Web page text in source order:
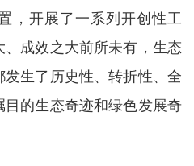
，开展了一系列开创性工
成效之大前所未有，生态
生了历史性、转折性、全
的生态奇迹和绿色发展奇